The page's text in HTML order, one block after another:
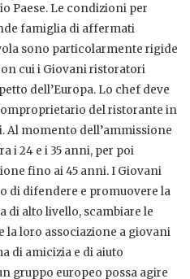
Paese. Le condizioni per
famiglia di affermati
sono particolarmente rigide
cui i Giovani ristoratori
dell’Europa. Lo chef deve
del ristorante in
Al momento dell’ammissione
i 24 e i 35 anni, per poi
fino ai 45 anni. I Giovani
di difendere e promuovere la
di alto livello, scambiare le
la loro associazione a giovani
di amicizia e di aiuto
gruppo europeo possa agire